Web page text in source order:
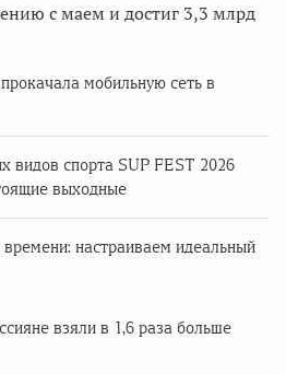
с маем и достиг 3,3 млрд
мобильную сеть в
видов спорта SUP FEST 2026
выходные
настраиваем идеальный
взяли в 1,6 раза больше